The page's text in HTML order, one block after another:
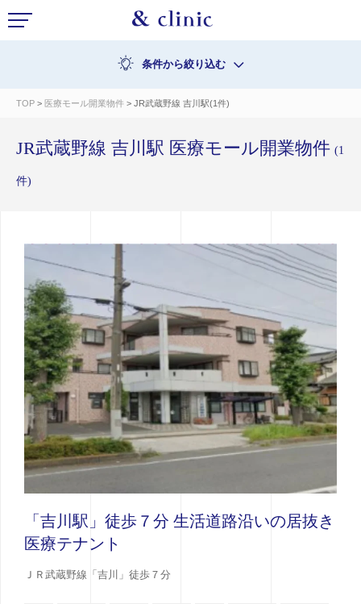
条件から絞り込む
TOP > 医療モール開業物件 > JR武蔵野線 吉川駅(1件)
JR武蔵野線 吉川駅 医療モール開業物件 (1
件)
「吉川駅」徒歩７分 生活道路沿いの居抜き
医療テナント
ＪＲ武蔵野線「吉川」徒歩７分